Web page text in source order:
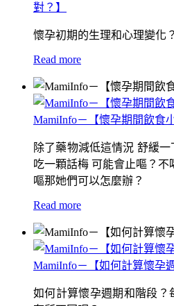
對？】
懷孕初期的生理和心理變化
Read more
MamiInfo－【懷孕期間飲食
除了藥物減低這情況 舒緩
吃一顆話梅 可能會止嘔？
嘔那她們可以怎麼辦？
Read more
MamiInfo－【如何計算懷孕
如何計算懷孕週期和階段